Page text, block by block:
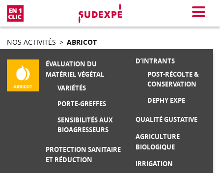
Menu
NOS ACTIVITÉS > ABRICOT
ÉVALUATION DU
MATÉRIEL VÉGÉTAL
VARIÉTÉS
PORTE-GREFFES
SENSIBILITÉS AUX
BIOAGRESSEURS
PROTECTION SANITAIRE
ET RÉDUCTION
D’INTRANTS
POST-RÉCOLTE &
CONSERVATION
DEPHY EXPE
QUALITÉ GUSTATIVE
AGRICULTURE
BIOLOGIQUE
IRRIGATION